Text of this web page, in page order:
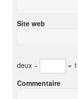
Site web
deux −
= 1
Commentaire